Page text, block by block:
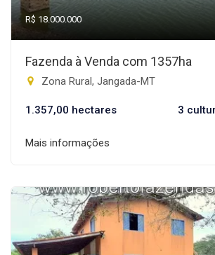
R$ 18.000.000
Fazenda à Venda com 1357ha
Zona Rural, Jangada-MT
1.357,00 hectares 3
Mais informações